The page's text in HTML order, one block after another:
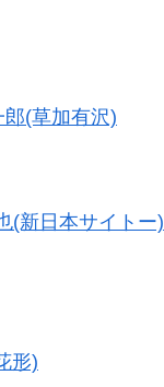
(草加有沢)
(新日本サイトー)
形)